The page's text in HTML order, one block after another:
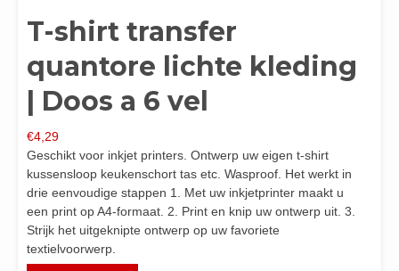
T-shirt transfer
quantore lichte kleding
| Doos a 6 vel
€4,29
Geschikt voor inkjet printers. Ontwerp uw eigen t-shirt
kussensloop keukenschort tas etc. Wasproof. Het werkt in
drie eenvoudige stappen 1. Met uw inkjetprinter maakt u
een print op A4-formaat. 2. Print en knip uw ontwerp uit. 3.
Strijk het uitgeknipte ontwerp op uw favoriete
textielvoorwerp.